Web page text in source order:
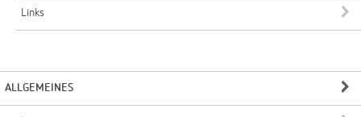
Links
ALLGEMEINES